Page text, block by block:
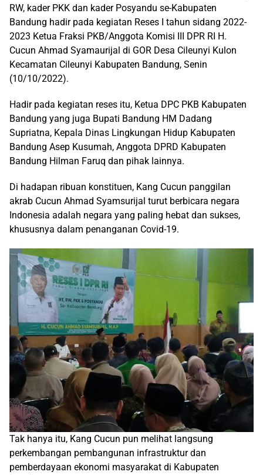
RW, kader PKK dan kader Posyandu se-Kabupaten
Bandung hadir pada kegiatan Reses I tahun sidang 2022-
2023 Ketua Fraksi PKB/Anggota Komisi III DPR RI H.
Cucun Ahmad Syamaurijal di GOR Desa Cileunyi Kulon
Kecamatan Cileunyi Kabupaten Bandung, Senin
(10/10/2022).
Hadir pada kegiatan reses itu, Ketua DPC PKB Kabupaten
Bandung yang juga Bupati Bandung HM Dadang
Supriatna, Kepala Dinas Lingkungan Hidup Kabupaten
Bandung Asep Kusumah, Anggota DPRD Kabupaten
Bandung Hilman Faruq dan pihak lainnya.
Di hadapan ribuan konstituen, Kang Cucun panggilan
akrab Cucun Ahmad Syamsurijal turut berbicara negara
Indonesia adalah negara yang paling hebat dan sukses,
khususnya dalam penanganan Covid-19.
Tak hanya itu, Kang Cucun pun melihat langsung
perkembangan pembangunan infrastruktur dan
pemberdayaan ekonomi masyarakat di Kabupaten